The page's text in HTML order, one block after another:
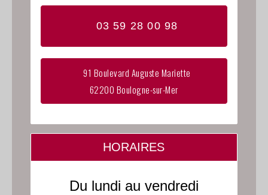
03 59 28 00 98
91 Boulevard Auguste Mariette
62200 Boulogne-sur-Mer
HORAIRES
Du lundi au vendredi